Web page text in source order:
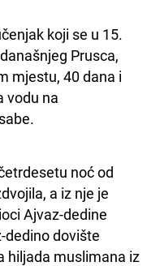
koji se u 15.
Prusca,
mjestu, 40 dana i
vodu na
noć od
a iz nje je
Ajvaz-dedine
dedino dovište
hiljada muslimana iz